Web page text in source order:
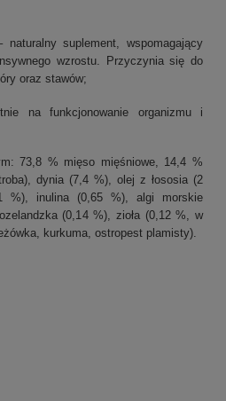
naturalny suplement, wspomagający
wzrostu. Przyczynia się do
oraz stawów;
na funkcjonowanie organizmu i
73,8 % mięso mięśniowe, 14,4 %
dynia (7,4 %), olej z łososia (2
%), inulina (0,65 %), algi morskie
(0,14 %), zioła (0,12 %, w
kurkuma, ostropest plamisty).